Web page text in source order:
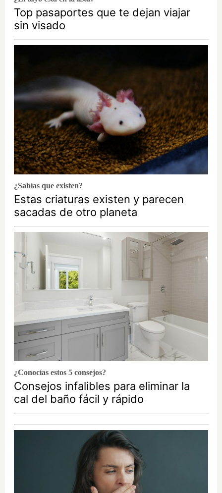
Top pasaportes que te dejan viajar
sin visado
¿Sabías que existen?
Estas criaturas existen y parecen
sacadas de otro planeta
¿Conocías estos 5 consejos?
Consejos infalibles para eliminar la
cal del baño fácil y rápido